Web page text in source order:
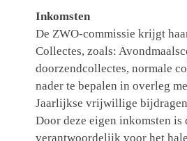
Inkomsten
De ZWO-commissie krijgt
Collectes, zoals:
doorzendcollectes, normale
nader te bepalen in overleg
Jaarlijkse vrijwillige
Door deze eigen inkomsten is
verantwoordelijk voor het